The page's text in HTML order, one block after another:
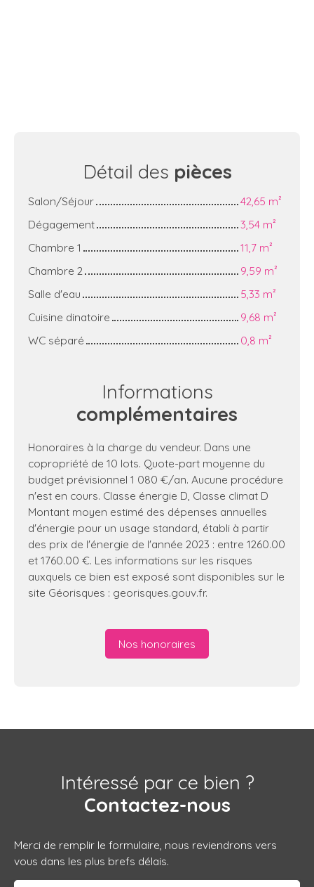
Détail des pièces
Salon/Séjour
42,65 m²
Dégagement
3,54 m²
Chambre 1
11,7 m²
Chambre 2
9,59 m²
Salle d'eau
5,33 m²
Cuisine dinatoire
9,68 m²
WC séparé
0,8 m²
Informations
complémentaires
Honoraires à la charge du vendeur. Dans une
copropriété de 10 lots. Quote-part moyenne du
budget prévisionnel 1 080 €/an. Aucune procédure
n'est en cours. Classe énergie D, Classe climat D
Montant moyen estimé des dépenses annuelles
d'énergie pour un usage standard, établi à partir
des prix de l'énergie de l'année 2023 : entre 1260.00
et 1760.00 €. Les informations sur les risques
auxquels ce bien est exposé sont disponibles sur le
site Géorisques : georisques.gouv.fr.
Nos honoraires
Intéressé par ce bien ?
Contactez-nous
Merci de remplir le formulaire, nous reviendrons vers
vous dans les plus brefs délais.